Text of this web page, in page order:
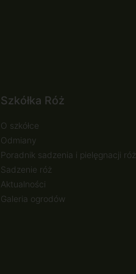
Szkółka Róż
O szkółce
Odmiany
Poradnik sadzenia i pielęgnacji róż
Sadzenie róż
Aktualności
Galeria ogrodów